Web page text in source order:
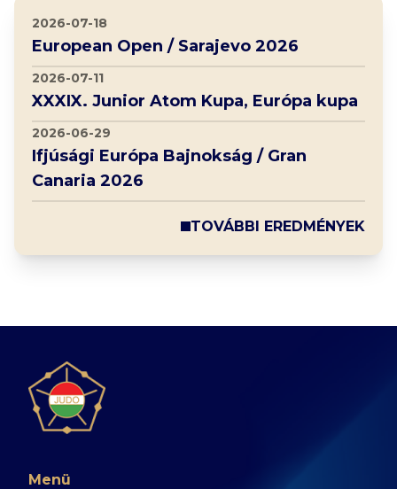
2026-07-18
European Open / Sarajevo 2026
2026-07-11
XXXIX. Junior Atom Kupa, Európa kupa
2026-06-29
Ifjúsági Európa Bajnokság / Gran
Canaria 2026
TOVÁBBI EREDMÉNYEK
Menü